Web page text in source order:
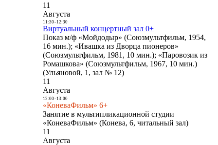
11
Августа
11:30- 12:30
Виртуальный концертный зал 0+
Показ м/ф «Мойдодыр» (Союзмультфильм, 1954,
16 мин.); «Ивашка из Дворца пионеров»
(Союзмультфильм, 1981, 10 мин.); «Паровозик из
Ромашкова» (Союзмультфильм, 1967, 10 мин.)
(Ульяновой, 1, зал № 12)
11
Августа
12:00- 13:00
«КоневаФильм» 6+
Занятие в мультипликационной студии
«КоневаФильм» (Конева, 6, читальный зал)
11
Августа